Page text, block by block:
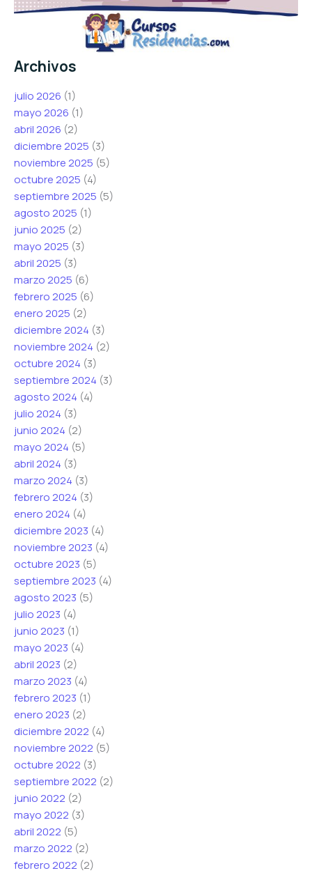
Archivos
julio 2026 (1)
mayo 2026 (1)
abril 2026 (2)
diciembre 2025 (3)
noviembre 2025 (5)
octubre 2025 (4)
septiembre 2025 (5)
agosto 2025 (1)
junio 2025 (2)
mayo 2025 (3)
abril 2025 (3)
marzo 2025 (6)
febrero 2025 (6)
enero 2025 (2)
diciembre 2024 (3)
noviembre 2024 (2)
octubre 2024 (3)
septiembre 2024 (3)
agosto 2024 (4)
julio 2024 (3)
junio 2024 (2)
mayo 2024 (5)
abril 2024 (3)
marzo 2024 (3)
febrero 2024 (3)
enero 2024 (4)
diciembre 2023 (4)
noviembre 2023 (4)
octubre 2023 (5)
septiembre 2023 (4)
agosto 2023 (5)
julio 2023 (4)
junio 2023 (1)
mayo 2023 (4)
abril 2023 (2)
marzo 2023 (4)
febrero 2023 (1)
enero 2023 (2)
diciembre 2022 (4)
noviembre 2022 (5)
octubre 2022 (3)
septiembre 2022 (2)
junio 2022 (2)
mayo 2022 (3)
abril 2022 (5)
marzo 2022 (2)
febrero 2022 (2)